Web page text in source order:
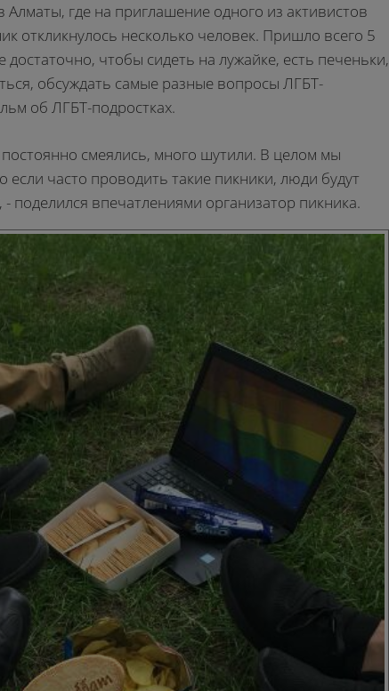
где на приглашение одного из активистов
откликнулось несколько человек. Пришло всего 5
достаточно, чтобы сидеть на лужайке, есть печеньки,
обсуждать самые разные вопросы ЛГБТ-
об ЛГБТ-подростках.
смеялись, много шутили. В целом мы
если часто проводить такие пикники, люди будут
- поделился впечатлениями организатор пикника.